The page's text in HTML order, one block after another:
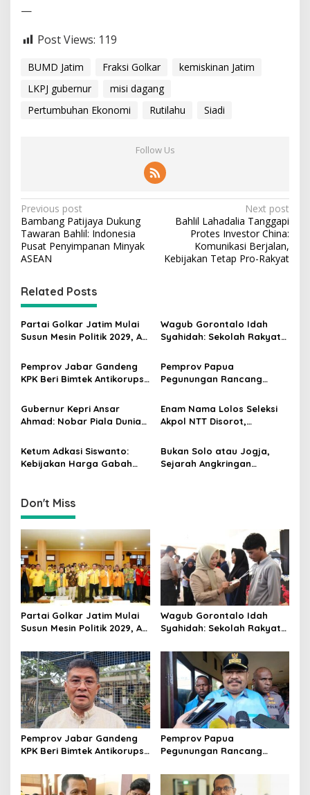
—
Post Views: 119
BUMD Jatim Fraksi Golkar
kemiskinan Jatim
LKPJ gubernur
misi dagang
Pertumbuhan Ekonomi
Rutilahu Siadi
Follow Us
P
o
s
t
n
a
v
i
g
a
t
i
o
n
Previous post
Bambang Patijaya Dukung
Tawaran Bahlil: Indonesia
Pusat Penyimpanan Minyak
ASEAN
Next post
Bahlil Lahadalia Tanggapi
Protes Investor China:
Komunikasi Berjalan,
Kebijakan Tetap Pro-Rakyat
Related Posts
Partai Golkar Jatim Mulai
Susun Mesin Politik 2029, Ali
Perempuan
Wagub Gorontalo Idah
Syahidah: Sekolah Rakyat
Mampu Jadi Generasi
Hebat
Pemprov Jabar Gandeng
KPK Beri Bimtek Antikorupsi
Pasangan
Pemprov Papua
Pegunungan Rancang
Suku demi Ciptakan
Perdamaian
Gubernur Kepri Ansar
Ahmad: Nobar Piala Dunia
tapi Dorong Ekonomi
Masyarakat
Enam Nama Lolos Seleksi
Akpol NTT Disorot,
Periksa Faktanya Dulu
Ketum Adkasi Siswanto:
Kebijakan Harga Gabah
Petani
Bukan Solo atau Jogja,
Sejarah Angkringan
Don't Miss
Partai Golkar Jatim Mulai
Susun Mesin Politik 2029, Ali
Perempuan
Wagub Gorontalo Idah
Syahidah: Sekolah Rakyat
Mampu Jadi Generasi
Hebat
Pemprov Jabar Gandeng
KPK Beri Bimtek Antikorupsi
Pasangan
Pemprov Papua
Pegunungan Rancang
Suku demi Ciptakan
Perdamaian